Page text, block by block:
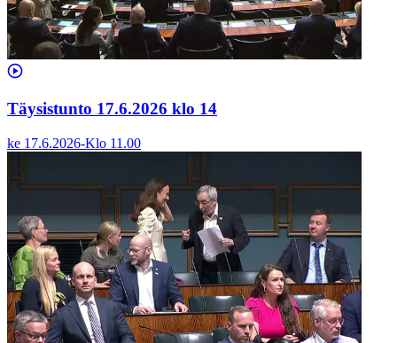
Täysistunto 17.6.2026 klo 14
ke 17.6.2026-Klo 11.00